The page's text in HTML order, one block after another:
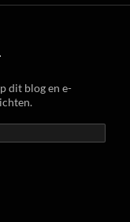
dit blog en e-